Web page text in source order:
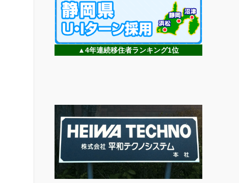
▲4年連続移住者ランキング1位